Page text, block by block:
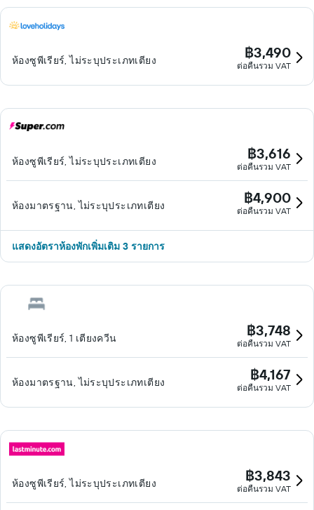
ห้องซูพีเรียร์, ไม่ระบุประเภทเตียง ฿3,490
ต่อคืนรวม VAT
ห้องซูพีเรียร์, ไม่ระบุประเภทเตียง ฿3,616
ต่อคืนรวม VAT
ห้องมาตรฐาน, ไม่ระบุประเภทเตียง ฿4,900
ต่อคืนรวม VAT
แสดงอัตราห้องพักเพิ่มเติม 3 รายการ
ห้องซูพีเรียร์, 1 เตียงควีน ฿3,748
ต่อคืนรวม VAT
ห้องมาตรฐาน, ไม่ระบุประเภทเตียง ฿4,167
ต่อคืนรวม VAT
ห้องซูพีเรียร์, ไม่ระบุประเภทเตียง ฿3,843
ต่อคืนรวม VAT